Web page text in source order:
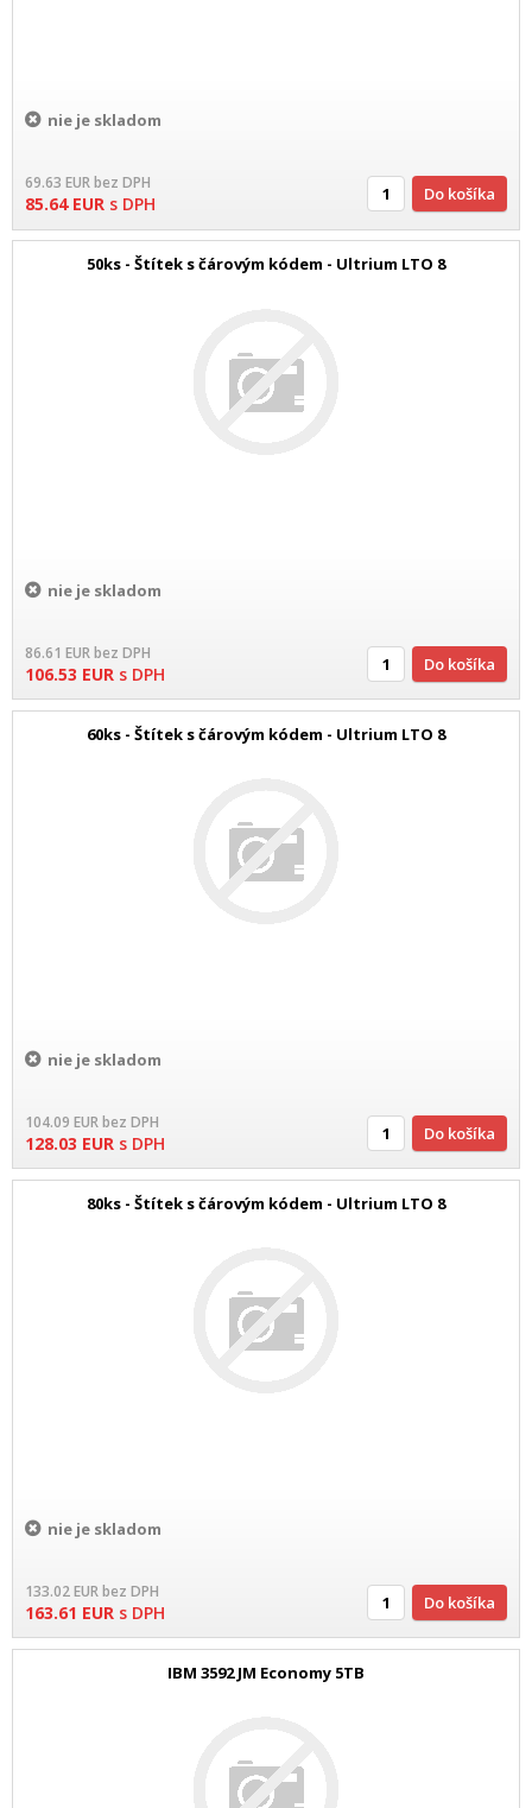
nie je skladom
69.63 EURbez DPH
85.64EUR s DPH Do košíka
50ks - Štítek s čárovým kódem - Ultrium LTO 8
nie je skladom
86.61 EURbez DPH
106.53 EUR s DPH Do košíka
60ks - Štítek s čárovým kódem - Ultrium LTO 8
nie je skladom
104.09 EURbez DPH
128.03 EUR s DPH Do košíka
80ks - Štítek s čárovým kódem - Ultrium LTO 8
nie je skladom
133.02EURbez DPH
163.61 EUR s DPH Do košíka
IBM 3592 JM Economy 5TB